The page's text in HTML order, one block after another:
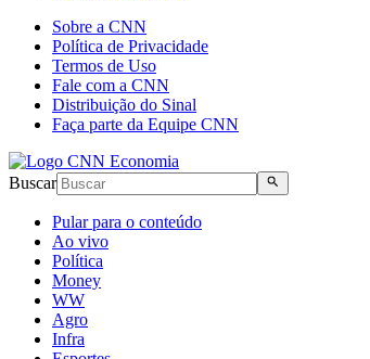
Sobre a CNN
Política de Privacidade
Termos de Uso
Fale com a CNN
Distribuição do Sinal
Faça parte da Equipe CNN
Buscar
Pular para o conteúdo
Ao vivo
Política
Money
WW
Agro
Infra